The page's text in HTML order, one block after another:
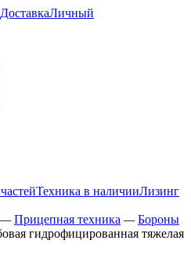
ДоставкаЛичный
Техника в наличииЛизинг
— Прицепная техника — Бороны
гидрофицированная тяжелая